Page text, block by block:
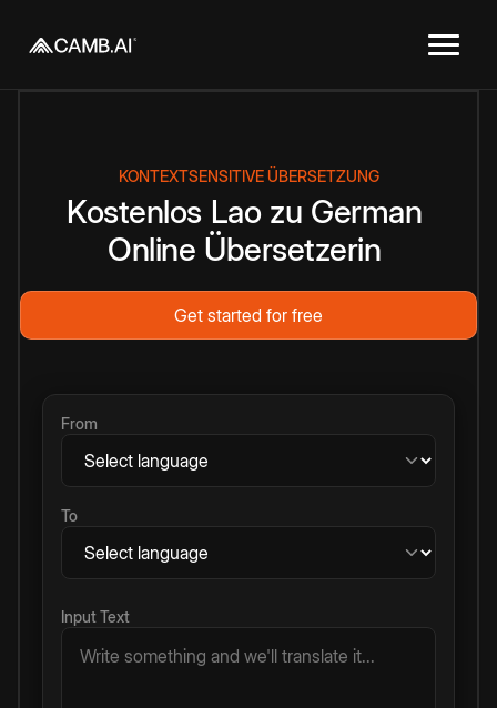
KONTEXTSENSITIVE ÜBERSETZUNG
Kostenlos Lao zu German
Online Übersetzerin
Get started for free
From
To
Input Text